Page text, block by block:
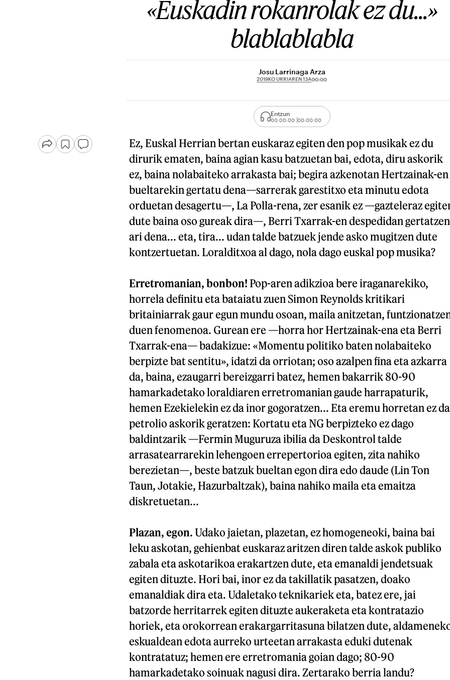
«Euskadin rokanrolak ez du...»
blablablabla
Josu Larrinaga Arza
2019KO URRIAREN 13A00:00
Entzun
00:00:00 00:00:00
Ez, Euskal Herrian bertan euskaraz egiten den pop musikak ez du
dirurik ematen, baina agian kasu batzuetan bai, edota, diru askorik
ez, baina nolabaiteko arrakasta bai; begira azkenotan Hertzainak-en
bueltarekin gertatu dena—sarrerak garestitxo eta minutu edota
orduetan desagertu—, La Polla-rena, zer esanik ez —gazteleraz
dute baina oso gureak dira—, Berri Txarrak-en despedidan gertatzen
ari dena... eta, tira... udan talde batzuek jende asko mugitzen dute
kontzertuetan. Loralditxoa al dago, nola dago euskal pop musika?
Erretromanian, bonbon! Pop-aren adikzioa bere iraganarekiko,
horrela definitu eta bataiatu zuen Simon Reynolds kritikari
britainiarrak gaur egun mundu osoan, maila anitzetan,
duen fenomenoa. Gurean ere —horra hor Hertzainak-ena eta Berri
Txarrak-ena— badakizue: «Momentu politiko baten nolabaiteko
berpizte bat sentitu», idatzi da orriotan; oso azalpen fina eta azkarra
da, baina, ezaugarri bereizgarri batez, hemen bakarrik 80-90
hamarkadetako loraldiaren erretromanian gaude harrapaturik,
hemen Ezekielekin ez da inor gogoratzen... Eta eremu horretan ez da
petrolio askorik geratzen: Kortatu eta NG berpizteko ez dago
baldintzarik —Fermin Muguruza ibilia da Deskontrol talde
arrasatearrarekin lehengoen errepertorioa egiten, zita nahiko
berezietan—, beste batzuk bueltan egon dira edo daude (Lin Ton
Taun, Jotakie, Hazurbaltzak), baina nahiko maila eta emaitza
diskretuetan...
Plazan, egon. Udako jaietan, plazetan, ez homogeneoki, baina bai
leku askotan, gehienbat euskaraz aritzen diren talde askok publiko
zabala eta askotarikoa erakartzen dute, eta emanaldi jendetsuak
egiten dituzte. Hori bai, inor ez da takillatik pasatzen, doako
emanaldiak dira eta. Udaletako teknikariek eta, batez ere, jai
batzorde herritarrek egiten dituzte aukeraketa eta kontratazio
horiek, eta orokorrean erakargarritasuna bilatzen dute,
eskualdean edota aurreko urteetan arrakasta eduki dutenak
kontratatuz; hemen ere erretromania goian dago; 80-90
hamarkadetako soinuak nagusi dira. Zertarako berria landu?